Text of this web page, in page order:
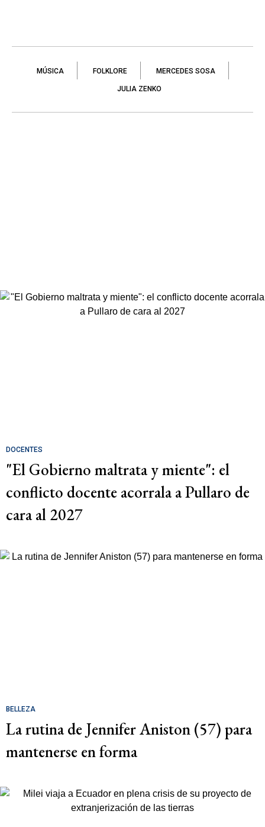
MÚSICA FOLKLORE MERCEDES SOSA
JULIA ZENKO
DOCENTES
"El Gobierno maltrata y miente": el
conflicto docente acorrala a Pullaro de
cara al 2027
BELLEZA
La rutina de Jennifer Aniston (57) para
mantenerse en forma